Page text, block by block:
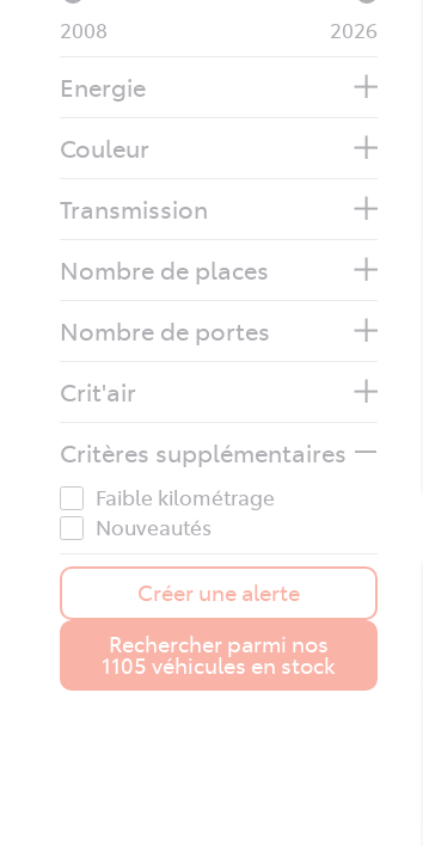
2008 2026
Energie
Couleur
Transmission
Nombre de places
Nombre de portes
Crit'air
Critères supplémentaires
Faible kilométrage
Nouveautés
Créer une alerte
Rechercher parmi nos
1105 véhicules en stock